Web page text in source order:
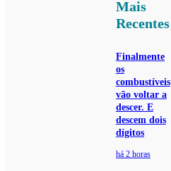
Mais
Recentes
Finalmente
os
combustíveis
vão voltar a
descer. E
descem dois
dígitos
há 2 horas